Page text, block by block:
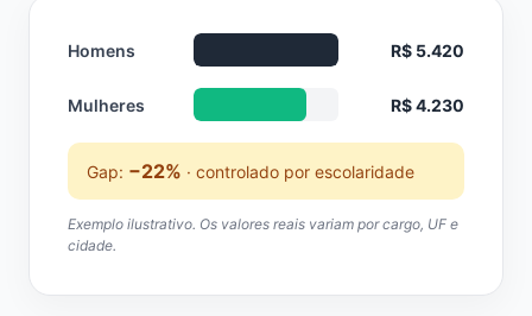
Homens R$ 5.420
Mulheres R$ 4.230
Gap: −22% · controlado por escolaridade
Exemplo ilustrativo. Os valores reais variam por cargo, UF e
cidade.